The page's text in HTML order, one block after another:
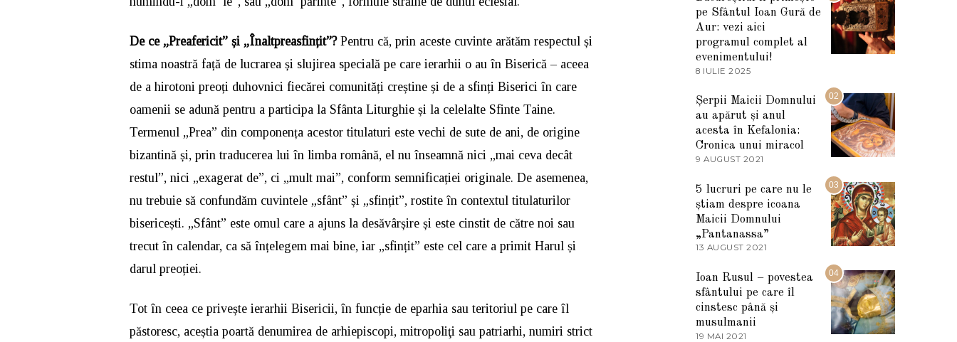
De ce „Preafericit” și „Înaltpreasfințit”? Pentru că, prin aceste cuvinte arătăm respectul și
stima noastră față de lucrarea și slujirea specială pe care ierarhii o au în Biserică – aceea
de a hirotoni preoți duhovnici fiecărei comunități creștine și de a sfinți Biserici în care
oamenii se adună pentru a participa la Sfânta Liturghie și la celelalte Sfinte Taine.
Termenul „Prea” din componența acestor titulaturi este vechi de sute de ani, de origine
bizantină și, prin traducerea lui în limba română, el nu înseamnă nici „mai ceva decât
restul”, nici „exagerat de”, ci „mult mai”, conform semnificației originale. De asemenea,
nu trebuie să confundăm cuvintele „sfânt” și „sfințit”, rostite în contextul titulaturilor
bisericești. „Sfânt” este omul care a ajuns la desăvârșire și este cinstit de către noi sau
trecut în calendar, ca să înțelegem mai bine, iar „sfințit” este cel care a primit Harul și
darul preoției.
Tot în ceea ce privește ierarhii Bisericii, în funcție de eparhia sau teritoriul pe care îl
păstoresc, aceștia poartă denumirea de arhiepiscopi, mitropoliţi sau patriarhi, numiri strict
pe Sfântul Ioan Gură de
Aur: vezi aici
programul complet al
evenimentului!
8 IULIE 2025
U
L
I
2
0
02
Șerpii Maicii Domnului
au apărut și anul
acesta în Kefalonia:
Cronica unui miracol
9 AUGUST 2021
A
R
T
I
2
2
2
03
5 lucruri pe care nu le
știam despre icoana
Maicii Domnului
„Pantanassa”
13 AUGUST 2021
U
G
U
S
04
Ioan Rusul – povestea
sfântului pe care îl
cinstesc până și
musulmanii
19 MAI 2021